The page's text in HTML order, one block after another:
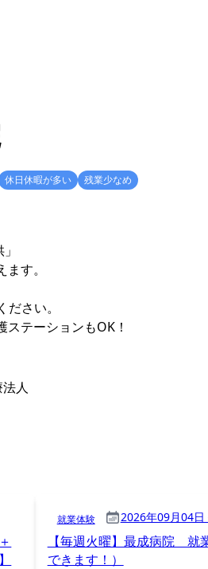
休日休暇が多い 残業少なめ
す。
さい。
テーションもOK！
人
就業体験 2026年09月04日
【毎週火曜】最成病院 就
できます！）